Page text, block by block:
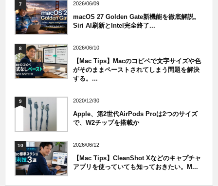
7 2026/06/09
macOS 27 Golden Gate新機能を徹底解説。
Siri AI刷新とIntel完全終了...
8 2026/06/10
【Mac Tips】Macのコピペで文字サイズや色
がそのままペーストされてしまう問題を解決
する。...
9 2020/12/30
Apple、第2世代AirPods Proは2つのサイズ
で、W2チップを搭載か
10 2026/06/12
【Mac Tips】CleanShot Xなどのキャプチャ
アプリを使っていても知っておきたい。M...